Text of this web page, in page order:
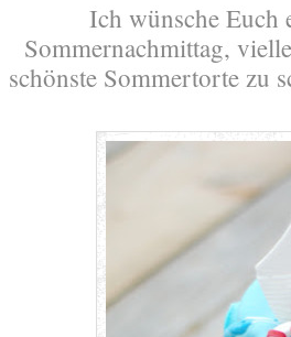
Ich wünsche Euch
Sommernachmittag,
schönste Sommertorte zu